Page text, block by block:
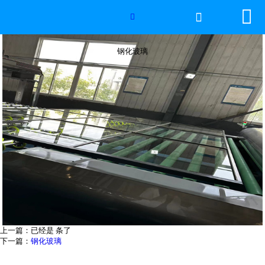
网站首页
世界杯官方网页版
产品中心
新闻中心
工程案例
厂房设备
视频中心
联系我们

钢化玻璃
 
上一篇：已经是 条了
下一篇： 钢化玻璃